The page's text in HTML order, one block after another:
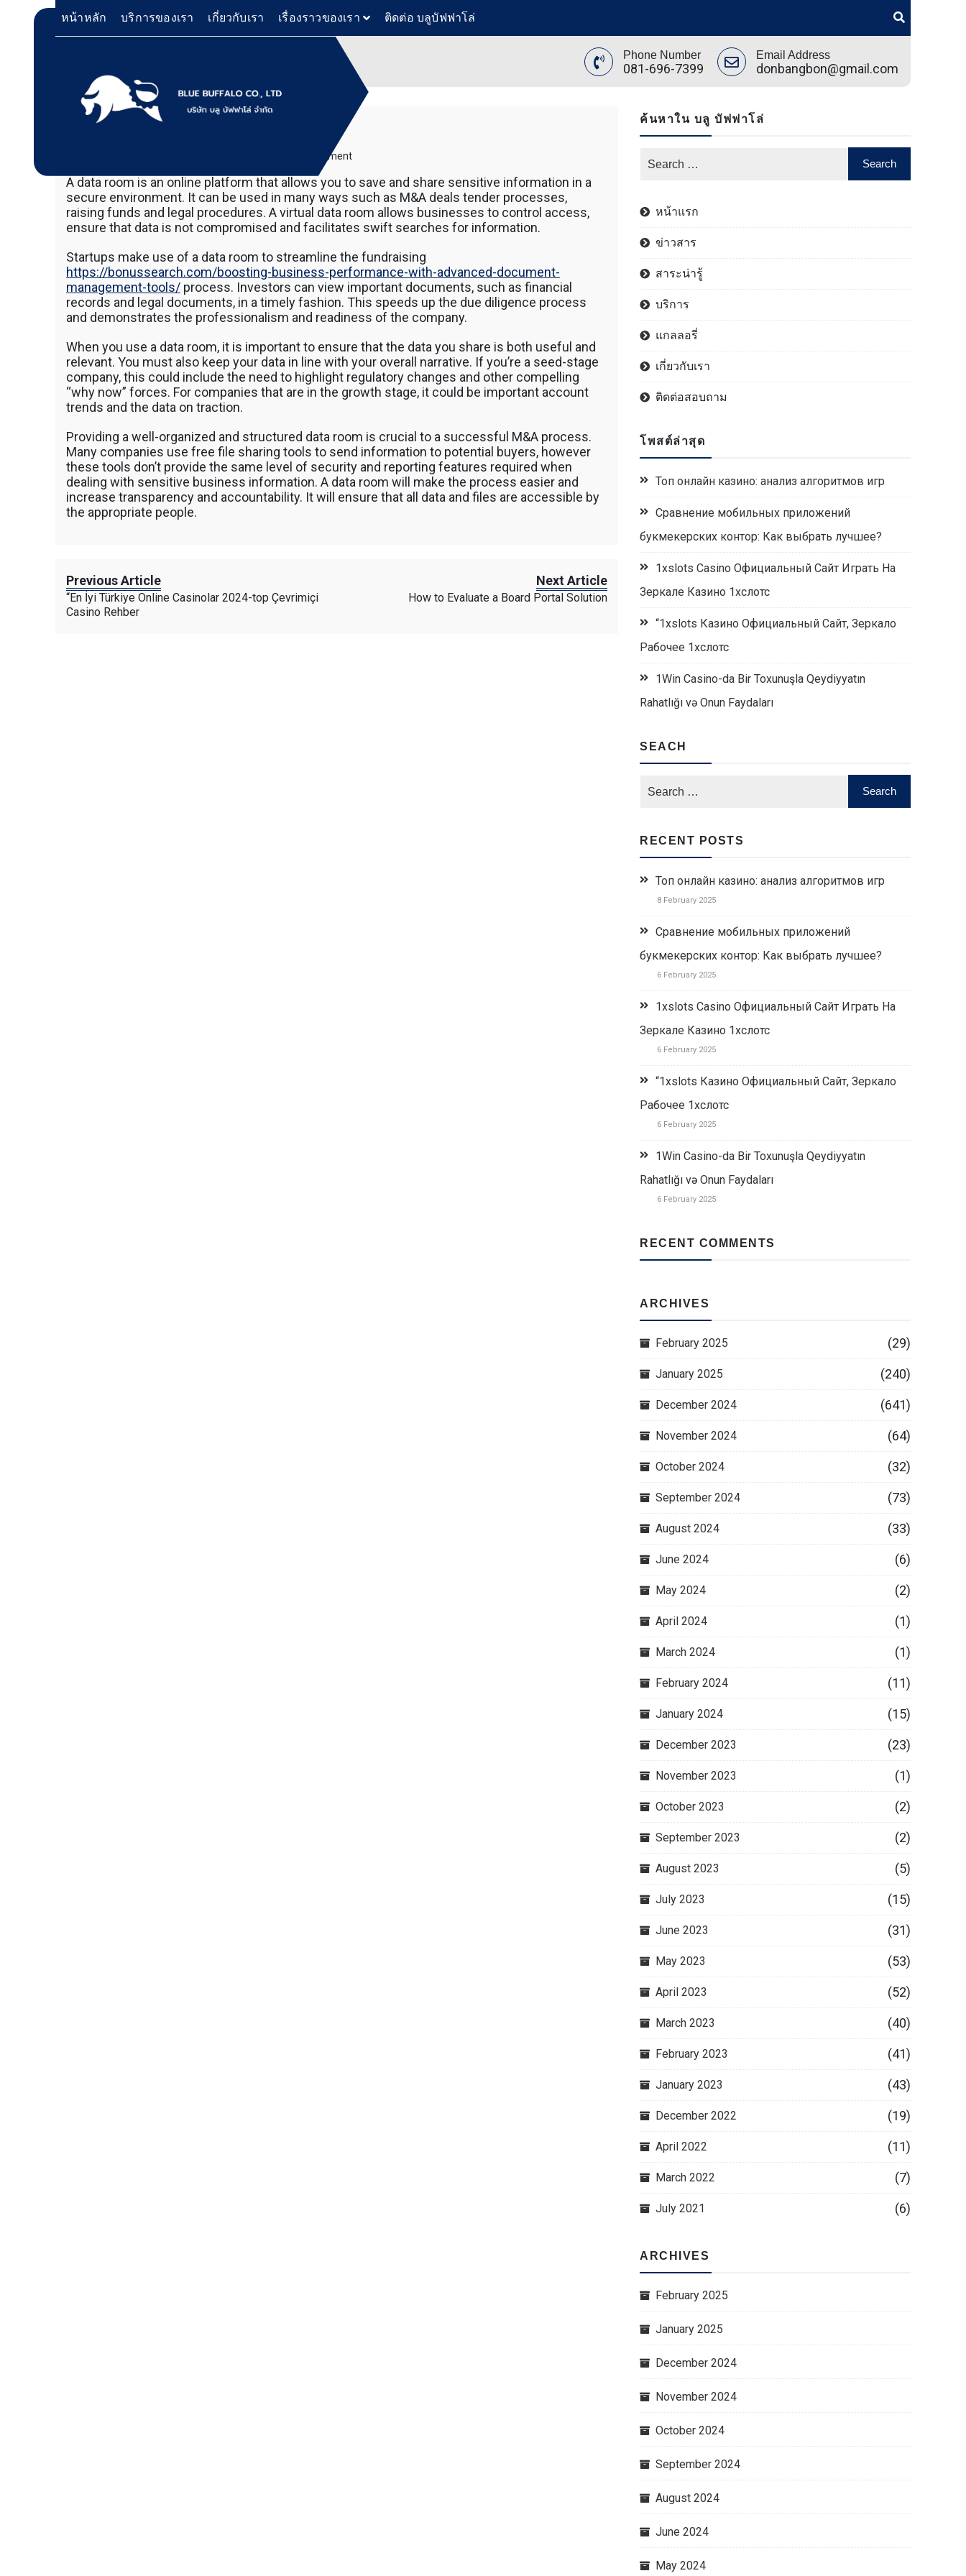
หน้าหลัก บริการของเรา เกี่ยวกับเรา เรื่องราวของเรา ติดต่อ บลูบัฟฟาโล่
Phone Number
081-696-7399
Email Address
donbangbon@gmail.com
Bluebuffalo บลูบัฟฟาโล่
ให้บริการเช่าเครื่องจักร
อย่างมืออาชีพ
เครื่องจักรที่นำมาบริการเป็นเครื่องจักรรุ่นใหม่ ทันสมัย
ทำงานรวดเร็ว ได้ผลงานที่คุ้มค่า ราคายุติธรรม ขุดดิน
ตักหิน ตักทราย ตักถ่านหิน ตักกะลาปาร์ม ตักไม้สับ ตัก
วู๊ดชิป ตักแร่ ตักสินค้าต่างๆ ขนย้ายเครื่องจักร โดยรถ
เทลเลอร์ รถพื้นเรียบชานต่ำ (Low bed) ขนส่งสินค้า โดย
รถพ่วงดั๊มพ์ จำหน่ายดิน หิน ทราย รับเหมาถมที่ รถตัก
CAT 950 รถตัก Komatsu WA 380 WA 320 WA 200 รถ
ตัก Hitachi ZW 220 ZW 180 แบ็คโฮ CAT 320 CAT 312
แบ็คโฮ Komatsu PC 200 LC บูมยาว PC 200 PC 120
แบ็คโฮ Kobelco SK 210 บูมยาว SK 200 SK 140ขุดดิน
ตักหิน ตักทราย ตักถ่านหิน ตักกะลาปาร์ม ตักไม้สับ ตัก
วู๊ดชิป ตักแร่ ตักสินค้าต่างๆ ขนย้ายเครื่องจักร โดยรถ
รถพ่วงดั๊มพ์ จำหน่ายดิน หิน ทราย รับเหมาถมที่ รถตัก
CAT 950 รถตัก Komatsu WA 380 WA 320 WA 200 รถ
ตัก Hitachi ZW 220 ZW 180 แบ็คโฮ CAT 320 CAT 312
แบ็คโฮ Komatsu PC 200 LC บูมยาว PC 200 PC 120
แบ็คโฮ Kobelco SK 210 บูมยาว SK 200 SK 140
The Benefits of a Data Room
no commenton
Benefits
of
a
Data
A data room is an online platform that allows you to save and share sensitive information in a
secure environment. It can be used in many ways such as M&A deals tender processes,
raising funds and legal procedures. A virtual data room allows businesses to control access,
ensure that data is not compromised and facilitates swift searches for information.
Startups make use of a data room to streamline the fundraising
https://bonussearch.com/boosting-business-performance-with-advanced-document-
management-tools/ process. Investors can view important documents, such as financial
records and legal documents, in a timely fashion. This speeds up the due diligence process
and demonstrates the professionalism and readiness of the company.
When you use a data room, it is important to ensure that the data you share is both useful and
relevant. You must also keep your data in line with your overall narrative. If you’re a seed-stage
company, this could include the need to highlight regulatory changes and other compelling
“why now” forces. For companies that are in the growth stage, it could be important account
trends and the data on traction.
Providing a well-organized and structured data room is crucial to a successful M&A process.
Many companies use free file sharing tools to send information to potential buyers, however
these tools don’t provide the same level of security and reporting features required when
dealing with sensitive business information. A data room will make the process easier and
increase transparency and accountability. It will ensure that all data and files are accessible by
the appropriate people.
Previous Article
“En İyi Türkiye Online Casinolar 2024-top Çevrimiçi
Casino Rehber
Next Article
How to Evaluate a Board Portal Solution
ค้นหาใน บลู บัฟฟาโล่
หน้าแรก
ข่าวสาร
สาระน่ารู้
บริการ
แกลลอรี่
เกี่ยวกับเรา
ติดต่อสอบถาม
โพสต์ล่าสุด
Топ онлайн казино: анализ алгоритмов игр
Сравнение мобильных приложений
букмекерских контор: Как выбрать лучшее?
1xslots Casino Официальный Сайт Играть На
Зеркале Казино 1хслотс
“1xslots Казино Официальный Сайт, Зеркало
Рабочее 1хслотс
1Win Casino-da Bir Toxunuşla Qeydiyyatın
Rahatlığı və Onun Faydaları
SEACH
RECENT POSTS
Топ онлайн казино: анализ алгоритмов игр
8 February 2025
Сравнение мобильных приложений
букмекерских контор: Как выбрать лучшее?
6 February 2025
1xslots Casino Официальный Сайт Играть На
Зеркале Казино 1хслотс
6 February 2025
“1xslots Казино Официальный Сайт, Зеркало
Рабочее 1хслотс
6 February 2025
1Win Casino-da Bir Toxunuşla Qeydiyyatın
Rahatlığı və Onun Faydaları
6 February 2025
RECENT COMMENTS
ARCHIVES
February 2025 (29)
January 2025 (240)
December 2024 (641)
November 2024 (64)
October 2024 (32)
September 2024 (73)
August 2024 (33)
June 2024 (6)
May 2024 (2)
April 2024 (1)
March 2024 (1)
February 2024 (11)
January 2024 (15)
December 2023 (23)
November 2023 (1)
October 2023 (2)
September 2023 (2)
August 2023 (5)
July 2023 (15)
June 2023 (31)
May 2023 (53)
April 2023 (52)
March 2023 (40)
February 2023 (41)
January 2023 (43)
December 2022 (19)
April 2022 (11)
March 2022 (7)
July 2021 (6)
ARCHIVES
February 2025
January 2025
December 2024
November 2024
October 2024
September 2024
August 2024
June 2024
May 2024